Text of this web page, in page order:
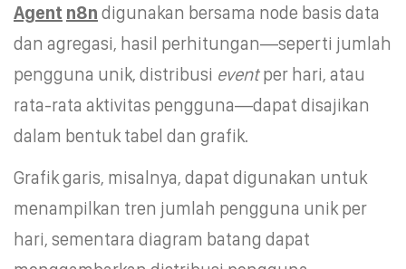
Agent n8n digunakan bersama node basis data
dan agregasi, hasil perhitungan—seperti jumlah
pengguna unik, distribusi eventper hari, atau
rata-rata aktivitas pengguna—dapat disajikan
dalam bentuk tabel dan grafik.
Grafik garis, misalnya, dapat digunakan untuk
menampilkan tren jumlah pengguna unik per
hari, sementara diagram batang dapat